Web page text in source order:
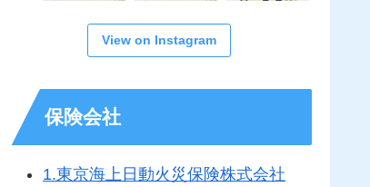
View on Instagram
保険会社
1.東京海上日動火災保険株式会社